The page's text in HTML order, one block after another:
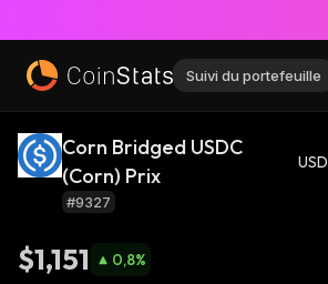
Suivi du portefeuille
Corn Bridged USDC
(Corn) Prix
#9327
$1,151 0,8%